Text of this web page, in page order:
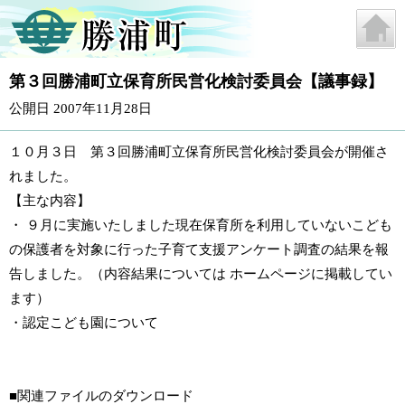
第３回勝浦町立保育所民営化検討委員会【議事録】
公開日 2007年11月28日
１０月３日 第３回勝浦町立保育所民営化検討委員会が開催さ
れました。
【主な内容】
・ ９月に実施いたしました現在保育所を利用していないこども
の保護者を対象に行った子育て支援アンケート調査の結果を報
告しました。（内容結果については ホームページに掲載してい
ます）
・認定こども園について
■関連ファイルのダウンロード